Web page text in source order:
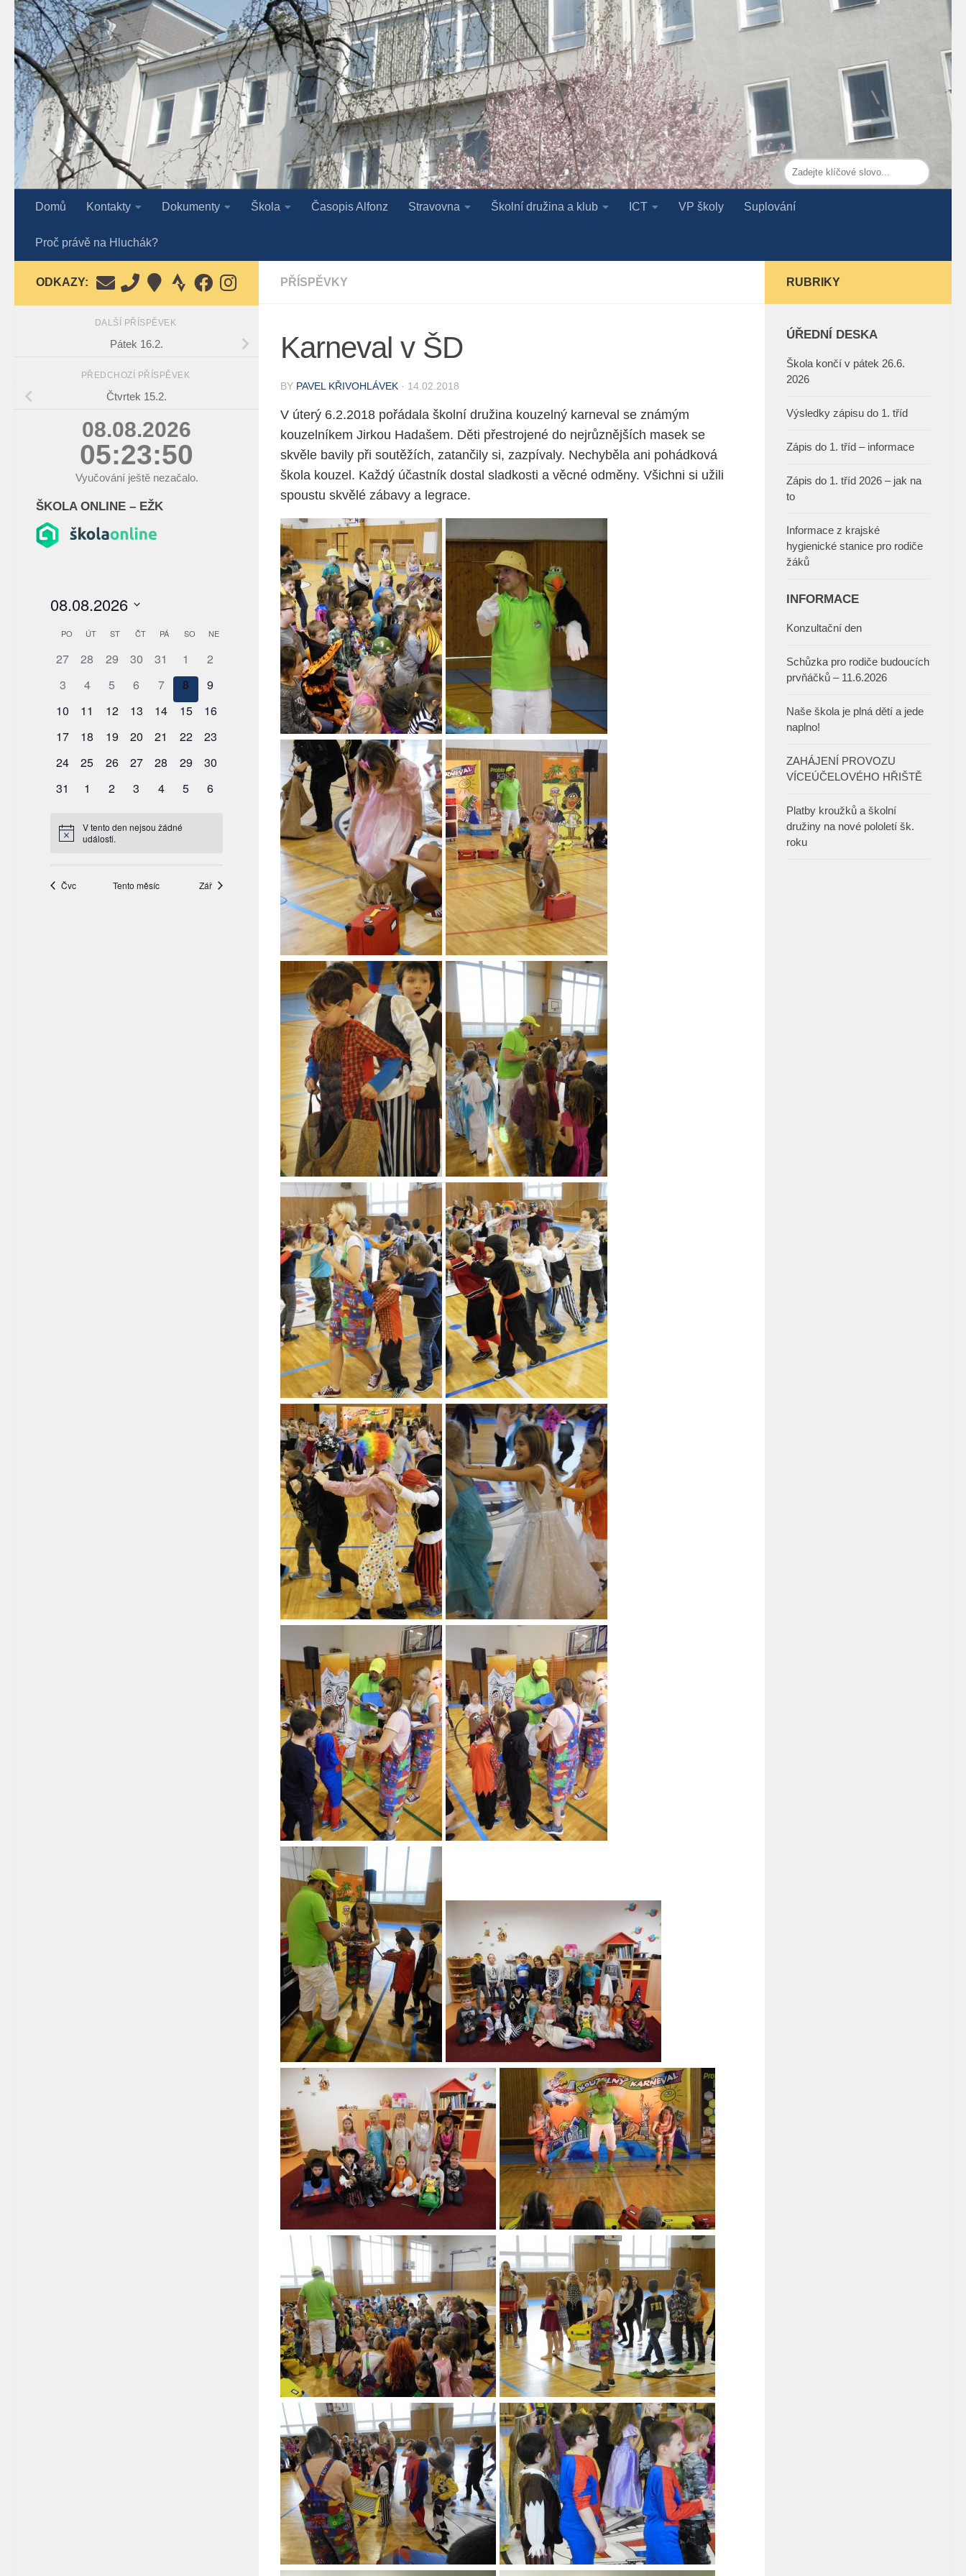
Skip to content
Domů Kontakty Dokumenty Škola Časopis Alfonz Stravovna Školní družina a klub ICT VP školy Suplování
Proč právě na Hluchák?
PŘÍSPĚVKY
Karneval v ŠD
BY PAVEL KŘIVOHLÁVEK · 14.02.2018
V úterý 6.2.2018 pořádala školní družina kouzelný karneval se známým
kouzelníkem Jirkou Hadašem. Děti přestrojené do nejrůznějších masek se
skvěle bavily při soutěžích, zatančily si, zazpívaly. Nechyběla ani pohádková
škola kouzel. Každý účastník dostal sladkosti a věcné odměny. Všichni si užili
spoustu skvělé zábavy a legrace.
ODKAZY:
DALŠÍ PŘÍSPĚVEK
Pátek 16.2.
PŘEDCHOZÍ PŘÍSPĚVEK
Čtvrtek 15.2.
08.08.2026
05:23:52
Vyučování ještě nezačalo.
ŠKOLA ONLINE – EŽK
RUBRIKY
ÚŘEDNÍ DESKA
Škola končí v pátek 26.6.
2026
Výsledky zápisu do 1. tříd
Zápis do 1. tříd – informace
Zápis do 1. tříd 2026 – jak na
to
Informace z krajské
hygienické stanice pro rodiče
žáků
INFORMACE
Konzultační den
Schůzka pro rodiče budoucích
prvňáčků – 11.6.2026
Naše škola je plná dětí a jede
naplno!
ZAHÁJENÍ PROVOZU
VÍCEÚČELOVÉHO HŘIŠTĚ
Platby kroužků a školní
družiny na nové pololetí šk.
roku